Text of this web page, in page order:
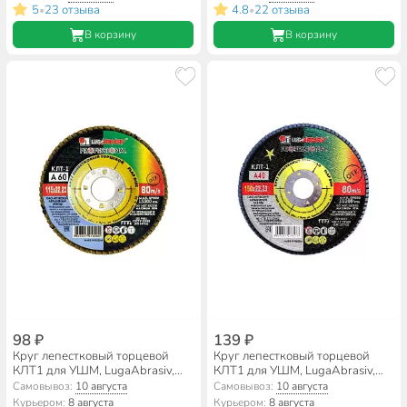
A100, шлифовальный
5•23 отзыва
В корзину
A100, шлифовальный
4.8•22 отзыва
В корзину
98 ₽
Круг лепестковый торцевой
КЛТ1 для УШМ, LugaAbrasiv,
диаметр 115 мм, посадочный
диаметр 22 мм, зернистость
Самовывоз: 10 августа
Курьером:8 августа
139 ₽
Круг лепестковый торцевой
КЛТ1 для УШМ, LugaAbrasiv,
диаметр 150 мм, посадочный
диаметр 22 мм, зернистость
Самовывоз: 10 августа
Курьером: 8 августа